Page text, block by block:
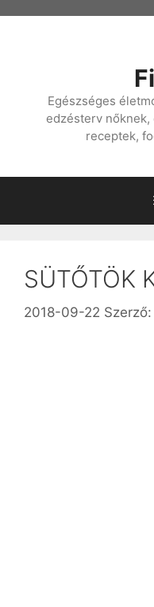
Egészséges
edzésterv
receptek,
SÜTŐTÖK
2018-09-22 Szerző: